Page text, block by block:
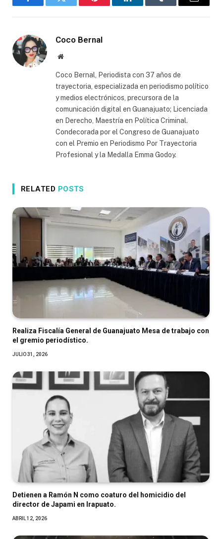
FacebookTwitter Pinterest LinkedInTumblr Email
Coco Bernal
Website
Coco Bernal, Periodista con 37 años de
trayectoria, especializada en periodismo político
y medios electrónicos, precursora de la
comunicación digital en Guanajuato; Licenciada
en Derecho, Maestría en Política Criminal.
Condecorada por el Congreso de Guanajuato
con el Premio en Periodismo Por Trayectoria
Profesional y la Medalla Emma Godoy.
RELATED POSTS
Realiza Fiscalía General de Guanajuato Mesa de trabajo con
el gremio periodístico.
JULIO 31, 2026
Detienen a Ramón N como coaturo del homicidio del
director de Japami en Irapuato.
ABRIL 12, 2026